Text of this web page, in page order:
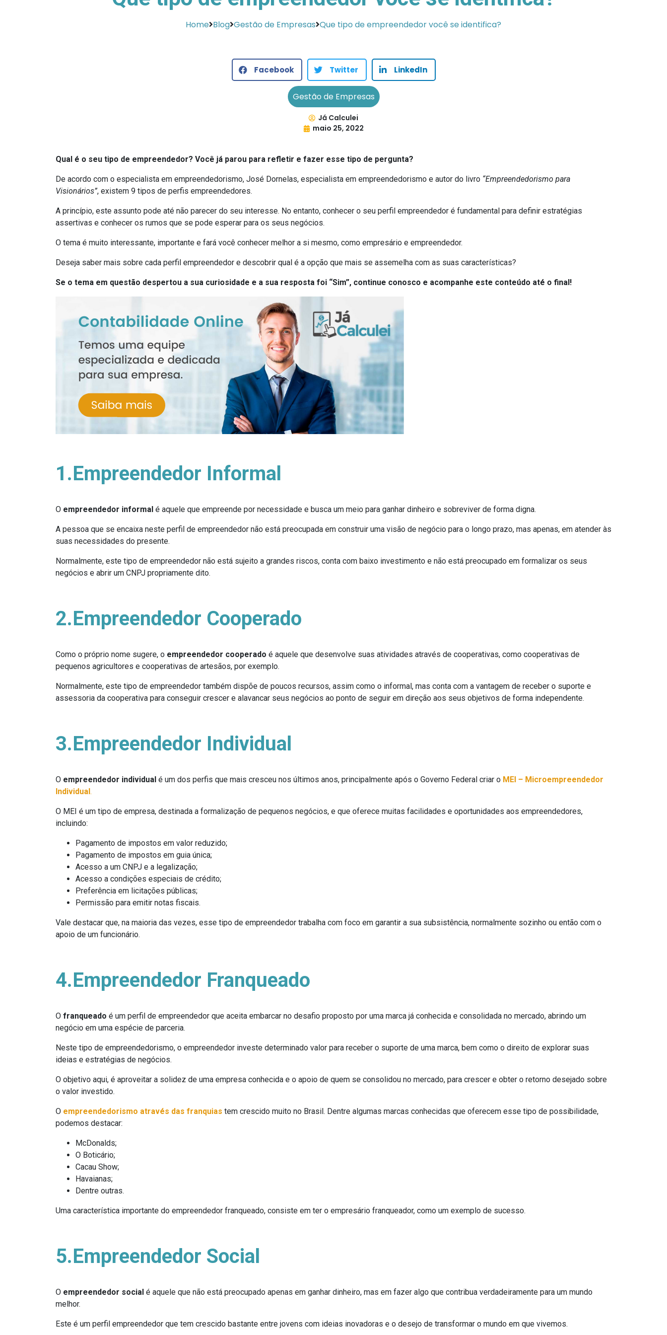
Home Blog Gestão de Empresas Que tipo de empreendedor você se identifica?
Facebook Twitter LinkedIn
Gestão de Empresas
Já Calculei
maio 25, 2022
Qual é o seu tipo de empreendedor? Você já parou para refletir e fazer esse tipo de pergunta?
De acordo com o especialista em empreendedorismo, José Dornelas, especialista em empreendedorismo e autor do livro “Empreendedorismo para
Visionários”, existem 9 tipos de perfis empreendedores.
A princípio, este assunto pode até não parecer do seu interesse. No entanto, conhecer o seu perfil empreendedor é fundamental para definir estratégias
assertivas e conhecer os rumos que se pode esperar para os seus negócios.
O tema é muito interessante, importante e fará você conhecer melhor a si mesmo, como empresário e empreendedor.
Deseja saber mais sobre cada perfil empreendedor e descobrir qual é a opção que mais se assemelha com as suas características?
Se o tema em questão despertou a sua curiosidade e a sua resposta foi “Sim”, continue conosco e acompanhe este conteúdo até o final!
1.Empreendedor Informal
O empreendedor informal é aquele que empreende por necessidade e busca um meio para ganhar dinheiro e sobreviver de forma digna.
A pessoa que se encaixa neste perfil de empreendedor não está preocupada em construir uma visão de negócio para o longo prazo, mas apenas, em atender às
suas necessidades do presente.
Normalmente, este tipo de empreendedor não está sujeito a grandes riscos, conta com baixo investimento e não está preocupado em formalizar os seus
negócios e abrir um CNPJ propriamente dito.
2.Empreendedor Cooperado
Como o próprio nome sugere, o empreendedor cooperado é aquele que desenvolve suas atividades através de cooperativas, como cooperativas de
pequenos agricultores e cooperativas de artesãos, por exemplo.
Normalmente, este tipo de empreendedor também dispõe de poucos recursos, assim como o informal, mas conta com a vantagem de receber o suporte e
assessoria da cooperativa para conseguir crescer e alavancar seus negócios ao ponto de seguir em direção aos seus objetivos de forma independente.
3.Empreendedor Individual
O empreendedor individual é um dos perfis que mais cresceu nos últimos anos, principalmente após o Governo Federal criar o MEI – Microempreendedor
Individual.
O MEI é um tipo de empresa, destinada a formalização de pequenos negócios, e que oferece muitas facilidades e oportunidades aos empreendedores,
incluindo:
Pagamento de impostos em valor reduzido;
Pagamento de impostos em guia única;
Acesso a um CNPJ e a legalização;
Acesso a condições especiais de crédito;
Preferência em licitações públicas;
Permissão para emitir notas fiscais.
Vale destacar que, na maioria das vezes, esse tipo de empreendedor trabalha com foco em garantir a sua subsistência, normalmente sozinho ou então com o
apoio de um funcionário.
4.Empreendedor Franqueado
O franqueado é um perfil de empreendedor que aceita embarcar no desafio proposto por uma marca já conhecida e consolidada no mercado, abrindo um
negócio em uma espécie de parceria.
Neste tipo de empreendedorismo, o empreendedor investe determinado valor para receber o suporte de uma marca, bem como o direito de explorar suas
ideias e estratégias de negócios.
O objetivo aqui, é aproveitar a solidez de uma empresa conhecida e o apoio de quem se consolidou no mercado, para crescer e obter o retorno desejado sobre
o valor investido.
O empreendedorismo através das franquias tem crescido muito no Brasil. Dentre algumas marcas conhecidas que oferecem esse tipo de possibilidade,
podemos destacar:
McDonalds;
O Boticário;
Cacau Show;
Havaianas;
Dentre outras.
Uma característica importante do empreendedor franqueado, consiste em ter o empresário franqueador, como um exemplo de sucesso.
5.Empreendedor Social
O empreendedor social é aquele que não está preocupado apenas em ganhar dinheiro, mas em fazer algo que contribua verdadeiramente para um mundo
melhor.
Este é um perfil empreendedor que tem crescido bastante entre jovens com ideias inovadoras e o desejo de transformar o mundo em que vivemos.